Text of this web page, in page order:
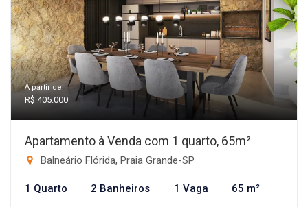
A partir de:
R$ 405.000
Apartamento à Venda com 1 quarto, 65m²
Balneário Flórida, Praia Grande-SP
1 Quarto 2 Banheiros 1 Vaga 65 m²